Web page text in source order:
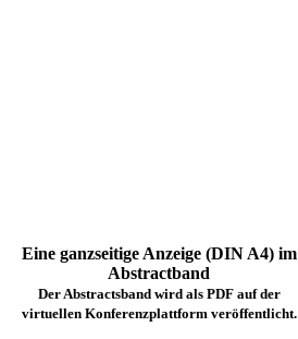
Eine ganzseitige Anzeige (DIN A4) im
Abstractband
Der Abstractsband wird als PDF auf der
virtuellen Konferenzplattform veröffentlicht.